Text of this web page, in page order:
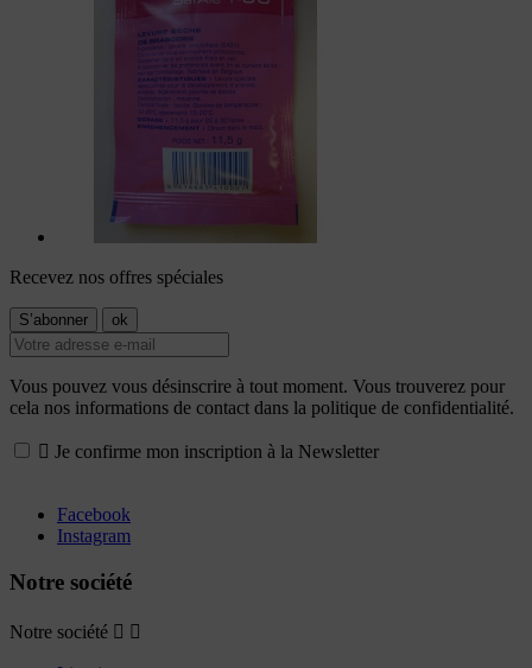
Recevez nos offres spéciales
Vous pouvez vous désinscrire à tout moment. Vous trouverez pour
cela nos informations de contact dans la politique de confidentialité.
 Je confirme mon inscription à la Newsletter
Facebook
Instagram
Notre société
Notre société  